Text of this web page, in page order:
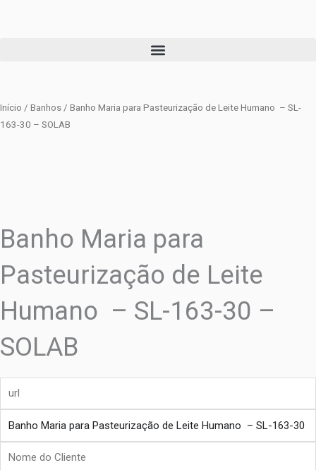
Início / Banhos / Banho Maria para Pasteurização de Leite Humano – SL-
163-30 – SOLAB
Banho Maria para
Pasteurização de Leite
Humano – SL-163-30 –
SOLAB
Nome